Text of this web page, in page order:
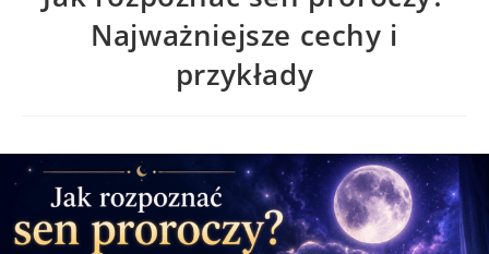
Najważniejsze cechy i
przykłady